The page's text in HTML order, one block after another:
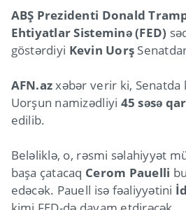
ABŞ Prezidenti Donald
Ehtiyatlar Sisteminə (FED)
göstərdiyi Kevin Uorş
AFN.azxəbər verir ki, Senatda
Uorşun namizədliyi 45 səsə
edilib.
Beləliklə, o, rəsmi səlahiyyət
başa çatacaq Cerom Pauelli
edəcək. Pauell isə fəaliyyətini